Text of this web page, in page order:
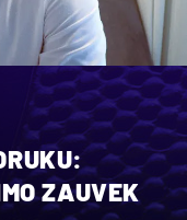
ZAUVEK